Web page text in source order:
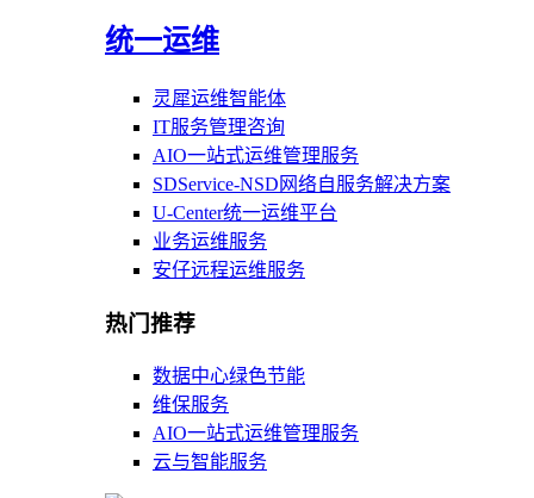
统一运维
灵犀运维智能体
IT服务管理咨询
AIO一站式运维管理服务
SDService-NSD网络自服务解决方案
U-Center统一运维平台
业务运维服务
安仔远程运维服务
热门推荐
数据中心绿色节能
维保服务
AIO一站式运维管理服务
云与智能服务